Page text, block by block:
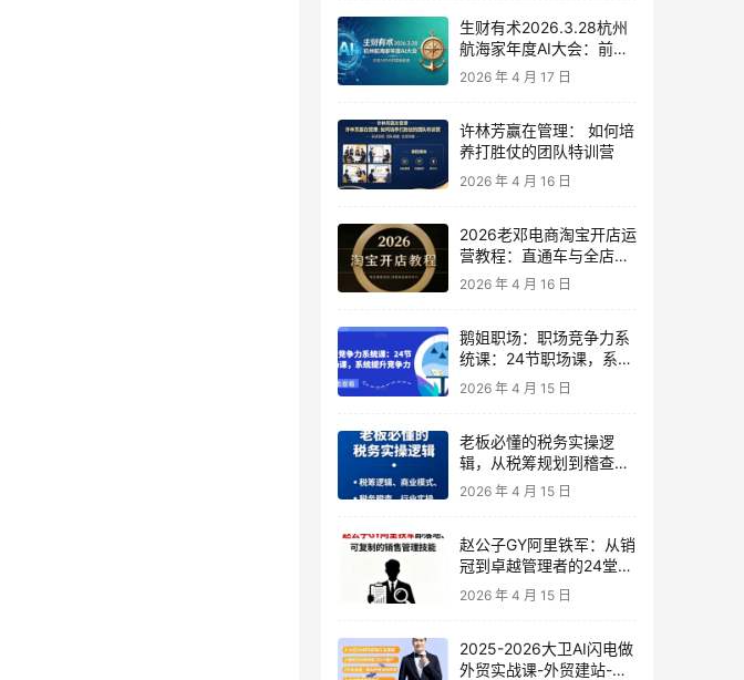
生财有术2026.3.28杭州
航海家年度AI大会：前沿
趋势×落地案例×技能图谱
2026 年 4 月 17 日
许林芳赢在管理： 如何培
养打胜仗的团队特训营
2026 年 4 月 16 日
2026老邓电商淘宝开店运
营教程：直通车与全店推
广系统课
2026 年 4 月 16 日
鹅姐职场：职场竞争力系
统课：24节职场课，系统
提升竞争力
2026 年 4 月 15 日
老板必懂的税务实操逻
辑，从税筹规划到稽查应
对，为企业稳健增长保驾
2026 年 4 月 15 日
赵公子GY阿里铁军：从销
冠到卓越管理者的24堂实
战课
2026 年 4 月 15 日
2025-2026大卫AI闪电做
外贸实战课-外贸建站-开